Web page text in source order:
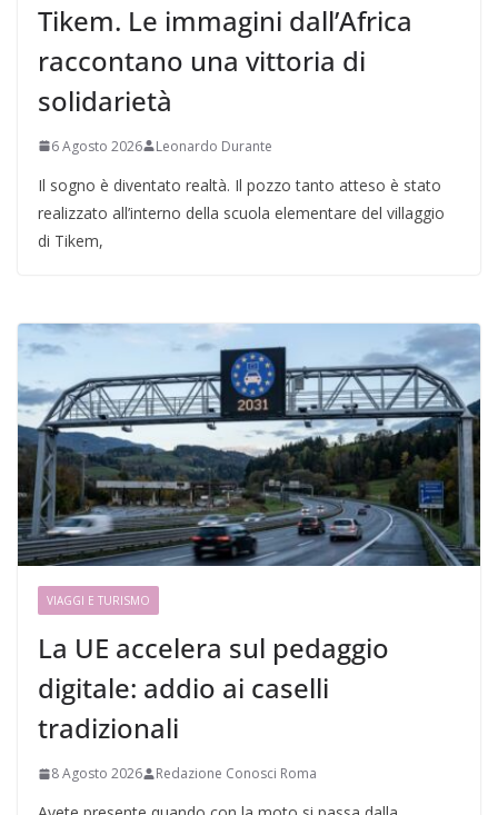
Tikem. Le immagini dall’Africa
raccontano una vittoria di
solidarietà
6 Agosto 2026 Leonardo Durante
Il sogno è diventato realtà. Il pozzo tanto atteso è stato
realizzato all’interno della scuola elementare del villaggio
di Tikem,
VIAGGI E TURISMO
La UE accelera sul pedaggio
digitale: addio ai caselli
tradizionali
8 Agosto 2026 Redazione Conosci Roma